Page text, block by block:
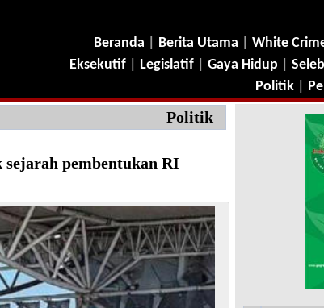
Beranda Berita Utama White
Eksekutif
Legislatif Gaya Hidup
Politik
Politik
pembentukan RI